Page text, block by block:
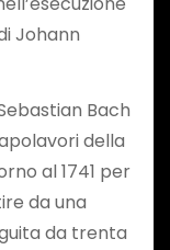
Johann
Bach
della
al 1741 per
da una
da trenta